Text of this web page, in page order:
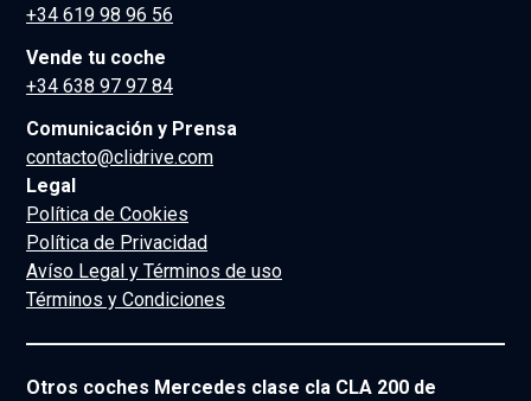
+34 619 98 96 56
Vende tu coche
+34 638 97 97 84
Comunicación y Prensa
contacto@clidrive.com
Legal
Política de Cookies
Política de Privacidad
Avíso Legal y Términos de uso
Términos y Condiciones
Otros coches Mercedes clase cla CLA 200 de